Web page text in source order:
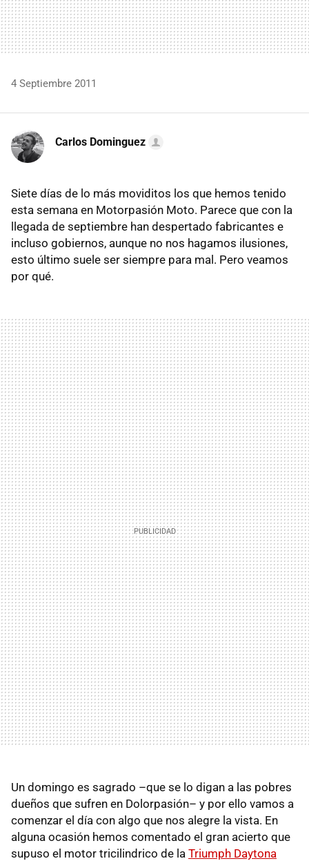
4 Septiembre 2011
Carlos Dominguez
Siete días de lo más moviditos los que hemos tenido
esta semana en Motorpasión Moto. Parece que con la
llegada de septiembre han despertado fabricantes e
incluso gobiernos, aunque no nos hagamos ilusiones,
esto último suele ser siempre para mal. Pero veamos
por qué.
Un domingo es sagrado –que se lo digan a las pobres
dueños que sufren en Dolorpasión– y por ello vamos a
comenzar el día con algo que nos alegre la vista. En
alguna ocasión hemos comentado el gran acierto que
supuso el motor tricilindrico de la Triumph Daytona